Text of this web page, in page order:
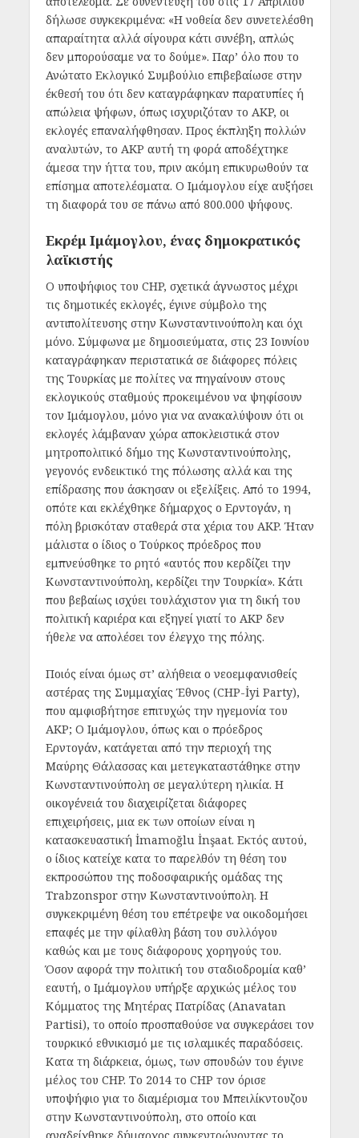
δήλωσε συγκεκριμένα: «Η νοθεία δεν συνετελέσθη
απαραίτητα αλλά σίγουρα κάτι συνέβη, απλώς
δεν μπορούσαμε να το δούμε». Παρ’ όλο που το
Ανώτατο Εκλογικό Συμβούλιο επιβεβαίωσε στην
έκθεσή του ότι δεν καταγράφηκαν παρατυπίες ή
απώλεια ψήφων, όπως ισχυριζόταν το AKP, οι
εκλογές επαναλήφθησαν. Προς έκπληξη πολλών
αναλυτών, το AKP αυτή τη φορά αποδέχτηκε
άμεσα την ήττα του, πριν ακόμη επικυρωθούν τα
επίσημα αποτελέσματα. Ο Ιμάμογλου είχε αυξήσει
τη διαφορά του σε πάνω από 800.000 ψήφους.
Εκρέμ Ιμάμογλου, ένας δημοκρατικός
λαϊκιστής
Ο υποψήφιος του CHP, σχετικά άγνωστος μέχρι
τις δημοτικές εκλογές, έγινε σύμβολο της
αντιπολίτευσης στην Κωνσταντινούπολη και όχι
μόνο. Σύμφωνα με δημοσιεύματα, στις 23 Ιουνίου
καταγράφηκαν περιστατικά σε διάφορες πόλεις
της Τουρκίας με πολίτες να πηγαίνουν στους
εκλογικούς σταθμούς προκειμένου να ψηφίσουν
τον Ιμάμογλου, μόνο για να ανακαλύψουν ότι οι
εκλογές λάμβαναν χώρα αποκλειστικά στον
μητροπολιτικό δήμο της Κωνσταντινούπολης,
γεγονός ενδεικτικό της πόλωσης αλλά και της
επίδρασης που άσκησαν οι εξελίξεις. Από το 1994,
οπότε και εκλέχθηκε δήμαρχος ο Ερντογάν, η
πόλη βρισκόταν σταθερά στα χέρια του AKP. Ήταν
μάλιστα ο ίδιος ο Τούρκος πρόεδρος που
εμπνεύσθηκε το ρητό «αυτός που κερδίζει την
Κωνσταντινούπολη, κερδίζει την Τουρκία». Κάτι
που βεβαίως ισχύει τουλάχιστον για τη δική του
πολιτική καριέρα και εξηγεί γιατί το AKP δεν
ήθελε να απολέσει τον έλεγχο της πόλης.
Ποιός είναι όμως στ’ αλήθεια ο νεοεμφανισθείς
αστέρας της Συμμαχίας Έθνος (CHP-İyi Party),
που αμφισβήτησε επιτυχώς την ηγεμονία του
AKP; Ο Ιμάμογλου, όπως και ο πρόεδρος
Ερντογάν, κατάγεται από την περιοχή της
Μαύρης Θάλασσας και μετεγκαταστάθηκε στην
Κωνσταντινούπολη σε μεγαλύτερη ηλικία. Η
οικογένειά του διαχειρίζεται διάφορες
επιχειρήσεις, μια εκ των οποίων είναι η
κατασκευαστική İmamoğlu İnşaat. Εκτός αυτού,
ο ίδιος κατείχε κατα το παρελθόν τη θέση του
εκπροσώπου της ποδοσφαιρικής ομάδας της
Trabzonspor στην Κωνσταντινούπολη. Η
συγκεκριμένη θέση του επέτρεψε να οικοδομήσει
επαφές με την φίλαθλη βάση του συλλόγου
καθώς και με τους διάφορους χορηγούς του.
Όσον αφορά την πολιτική του σταδιοδρομία καθ’
εαυτή, ο Ιμάμογλου υπήρξε αρχικώς μέλος του
Κόμματος της Μητέρας Πατρίδας (Anavatan
Partisi), το οποίο προσπαθούσε να συγκεράσει τον
τουρκικό εθνικισμό με τις ισλαμικές παραδόσεις.
Κατα τη διάρκεια, όμως, των σπουδών του έγινε
μέλος του CHP. Το 2014 το CHP τον όρισε
υποψήφιο για το διαμέρισμα του Μπειλίκντουζου
στην Κωνσταντινούπολη, στο οποίο και
αναδείχθηκε δήμαρχος συγκεντρώνοντας το